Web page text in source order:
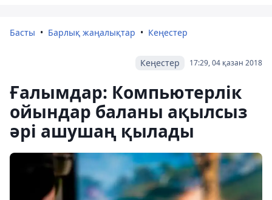
Басты Барлық жаңалықтар Кеңестер
17:29, 04 қазан 2018
Кеңестер
Ғалымдар: Компьютерлік
ойындар баланы ақылсыз
әрі ашушаң қылады